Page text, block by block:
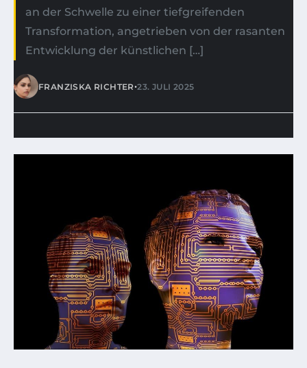
an der Schwelle zu einer tiefgreifenden
Transformation, angetrieben von der rasanten
Entwicklung der künstlichen […]
FRANZISKA RICHTER•23. JULI 2025